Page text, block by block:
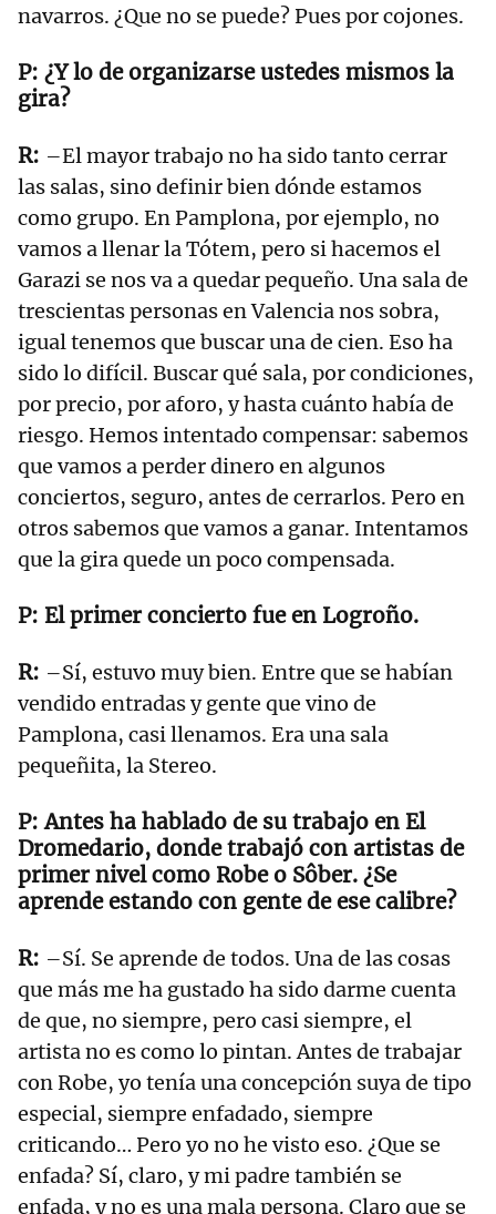
navarros. ¿Que no se puede? Pues por cojones.
¿Y lo de organizarse ustedes mismos la
gira?
–El mayor trabajo no ha sido tanto cerrar
las salas, sino definir bien dónde estamos
como grupo. En Pamplona, por ejemplo, no
vamos a llenar la Tótem, pero si hacemos el
Garazi se nos va a quedar pequeño. Una sala de
trescientas personas en Valencia nos sobra,
igual tenemos que buscar una de cien. Eso ha
sido lo difícil. Buscar qué sala, por condiciones,
por precio, por aforo, y hasta cuánto había de
riesgo. Hemos intentado compensar: sabemos
que vamos a perder dinero en algunos
conciertos, seguro, antes de cerrarlos. Pero en
otros sabemos que vamos a ganar. Intentamos
que la gira quede un poco compensada.
El primer concierto fue en Logroño.
–Sí, estuvo muy bien. Entre que se habían
vendido entradas y gente que vino de
Pamplona, casi llenamos. Era una sala
pequeñita, la Stereo.
Antes ha hablado de su trabajo en El
Dromedario, donde trabajó con artistas de
primer nivel como Robe o Sôber. ¿Se
aprende estando con gente de ese calibre?
–Sí. Se aprende de todos. Una de las cosas
que más me ha gustado ha sido darme cuenta
de que, no siempre, pero casi siempre, el
artista no es como lo pintan. Antes de trabajar
con Robe, yo tenía una concepción suya de tipo
especial, siempre enfadado, siempre
criticando… Pero yo no he visto eso. ¿Que se
enfada? Sí, claro, y mi padre también se
enfada, y no es una mala persona. Claro que se